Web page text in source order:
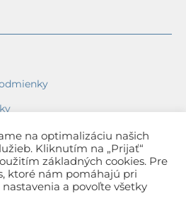
na optimalizáciu našich
Kliknutím na „Prijať“
základných cookies. Pre
ktoré nám pomáhajú pri
a povoľte všetky